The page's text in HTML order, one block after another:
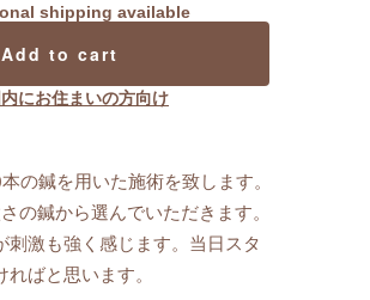
shipping available
Add to cart
にお住まいの方向け
の鍼を用いた施術を致します。
の鍼から選んでいただきます。
刺激も強く感じます。当日スタ
ばと思います。